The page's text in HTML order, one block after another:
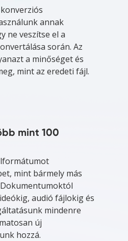
annak
ne veszítse el a
során. Az
a minőséget és
mint az eredeti fájl.
mint 100
mint bármely más
audió fájlokig és
mindenre
új
hozzá.